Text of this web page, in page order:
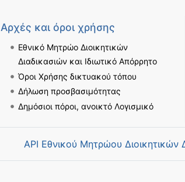
Αρχές και όροι χρήσης
Εθνικό Μητρώο Διοικητικών
Διαδικασιών και Ιδιωτικό Απόρρητο
Όροι Χρήσης δικτυακού τόπου
Δήλωση προσβασιμότητας
Δημόσιοι πόροι, ανοικτό Λογισμικό
API Εθνικού Μητρώου Διοικητικών